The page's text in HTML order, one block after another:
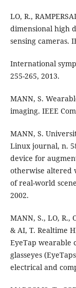
LO, R.,
dimensional high
sensing cameras.
International
255-265, 2013.
MANN, S.
imaging. IEEE
MANN, S.
Linux journal, n.
device for
otherwise altered
of real-world
2002.
MANN, S., LO, R.,
& AI, T. Realtime
EyeTap wearable
glasseyes
electrical and